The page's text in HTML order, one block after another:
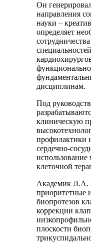
Он
направления
науки –
определяет
дисциплинам.
Под
клиническую
профилактики
сердечно-
использование
клеточной
Академик Л.А.
приоритетные
биопротезов
коррекции
плоскости